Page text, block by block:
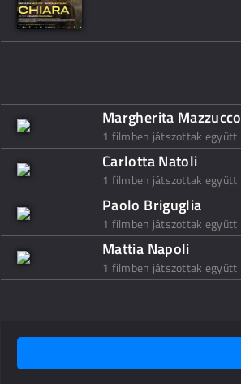
Margherita Mazzucco
1 filmben játszottak együtt
Carlotta Natoli
1 filmben játszottak együtt
Paolo Briguglia
1 filmben játszottak együtt
Mattia Napoli
1 filmben játszottak együtt